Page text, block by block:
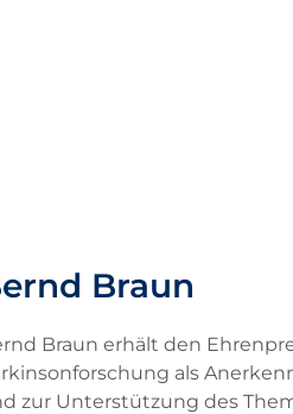
Braun
Braun erhält den
als
zur Unterstützung des